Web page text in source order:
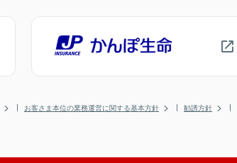
お客さま本位の業務運営に関する基本方針 勧誘方針